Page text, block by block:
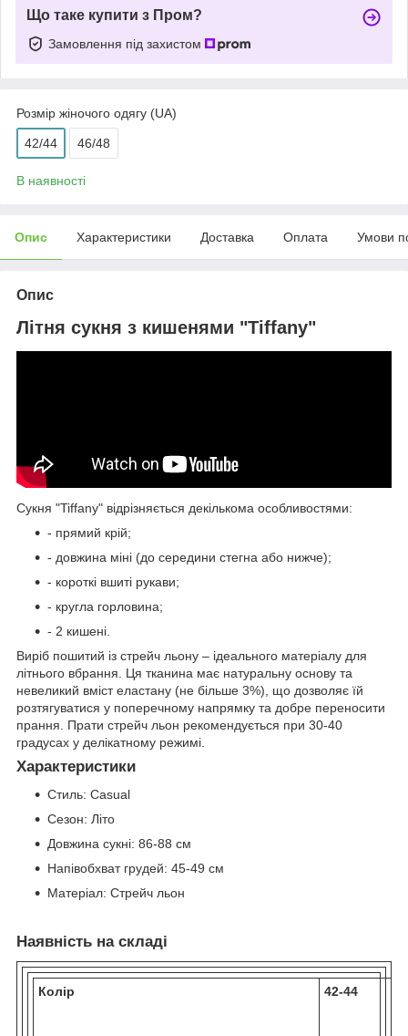
Що таке купити з Пром?
Замовлення під захистом
Розмір жіночого одягу (UA)
42/44 46/48
В наявності
Опис Характеристики Доставка Оплата Умови
Опис
Літня сукня з кишенями "Tiffany"
Сукня "Tiffany" відрізняється декількома особливостями:
- прямий крій;
- довжина міні (до середини стегна або нижче);
- короткі вшиті рукави;
- кругла горловина;
- 2 кишені.
Виріб пошитий із стрейч льону – ідеального матеріалу для
літнього вбрання. Ця тканина має натуральну основу та
невеликий вміст еластану (не більше 3%), що дозволяє їй
розтягуватися у поперечному напрямку та добре переносити
прання. Прати стрейч льон рекомендується при 30-40
градусах у делікатному режимі.
Характеристики
Стиль: Casual
Сезон: Літо
Довжина сукні: 86-88 см
Напівобхват грудей: 45-49 см
Матеріал: Стрейч льон
Наявність на складі
Колір 42-44